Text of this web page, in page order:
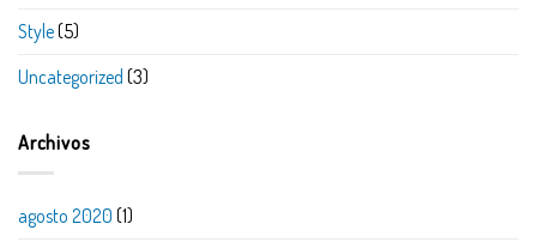
Style(5)
Uncategorized (3)
Archivos
agosto 2020 (1)